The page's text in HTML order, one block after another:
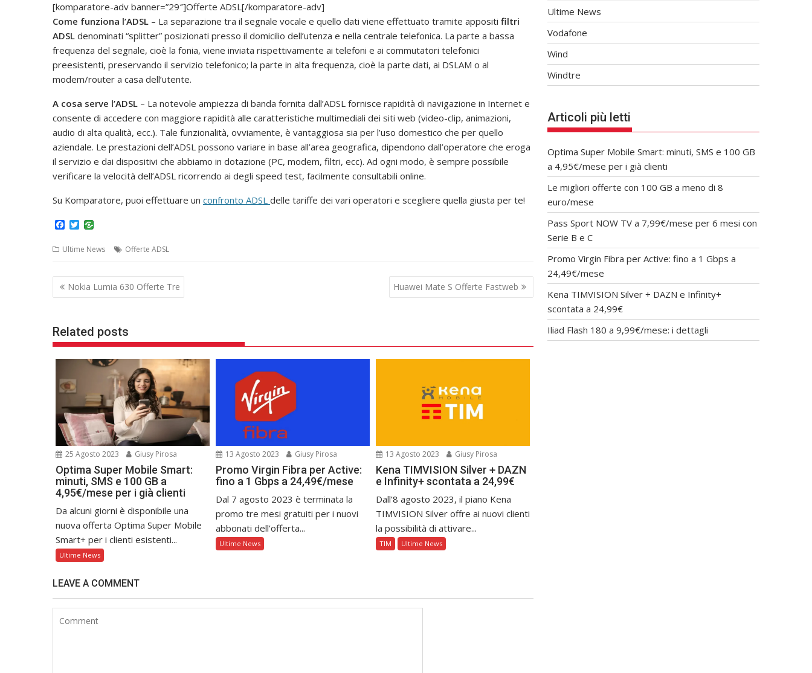
[komparatore-adv banner=”29″]Offerte ADSL[/komparatore-adv]
Come funziona l’ADSL – La separazione tra il segnale vocale e quello dati viene effettuato tramite appositi filtri
ADSL denominati “splitter” posizionati presso il domicilio dell’utenza e nella centrale telefonica. La parte a bassa
frequenza del segnale, cioè la fonia, viene inviata rispettivamente ai telefoni e ai commutatori telefonici
preesistenti, preservando il servizio telefonico; la parte in alta frequenza, cioè la parte dati, ai DSLAM o al
modem/router a casa dell’utente.
A cosa serve l’ADSL – La notevole ampiezza di banda fornita dall’ADSL fornisce rapidità di navigazione in Internet e
consente di accedere con maggiore rapidità alle caratteristiche multimediali dei siti web (video-clip, animazioni,
audio di alta qualità, ecc.). Tale funzionalità, ovviamente, è vantaggiosa sia per l’uso domestico che per quello
aziendale. Le prestazioni dell’ADSL possono variare in base all’area geografica, dipendono dall’operatore che eroga
il servizio e dai dispositivi che abbiamo in dotazione (PC, modem, filtri, ecc). Ad ogni modo, è sempre possibile
verificare la velocità dell’ADSL ricorrendo ai degli speed test, facilmente consultabili online.
Su Komparatore, puoi effettuare un confronto ADSL delle tariffe dei vari operatori e scegliere quella giusta per te!
c
e
b
o
o
k
T
t
t
e
r
Ultime News Offerte ADSL
Navigazione
articoli
Nokia Lumia 630 Offerte Tre Huawei Mate S Offerte Fastweb
Related posts
25 Agosto 2023 Giusy Pirosa
Optima Super Mobile Smart:
minuti, SMS e 100 GB a
4,95€/mese per i già clienti
Da alcuni giorni è disponibile una
nuova offerta Optima Super Mobile
Smart+ per i clienti esistenti...
Ultime News
13 Agosto 2023 Giusy Pirosa
Promo Virgin Fibra per Active:
fino a 1 Gbps a 24,49€/mese
Dal 7 agosto 2023 è terminata la
promo tre mesi gratuiti per i nuovi
abbonati dell’offerta...
Ultime News
13 Agosto 2023 Giusy Pirosa
Kena TIMVISION Silver + DAZN
e Infinity+ scontata a 24,99€
Dall’8 agosto 2023, il piano Kena
TIMVISION Silver offre ai nuovi clienti
la possibilità di attivare...
TIM Ultime News
LEAVE A COMMENT
Ultime News
Vodafone
Wind
Windtre
Articoli più letti
Optima Super Mobile Smart: minuti, SMS e 100 GB
a 4,95€/mese per i già clienti
Le migliori offerte con 100 GB a meno di 8
euro/mese
Pass Sport NOW TV a 7,99€/mese per 6 mesi con
Serie B e C
Promo Virgin Fibra per Active: fino a 1 Gbps a
24,49€/mese
Kena TIMVISION Silver + DAZN e Infinity+
scontata a 24,99€
Iliad Flash 180 a 9,99€/mese: i dettagli